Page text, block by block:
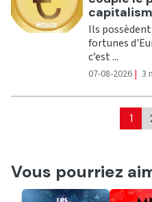
Ils
fortunes
c’est ...
07-08-2026 | 3
1
Vous pourriez